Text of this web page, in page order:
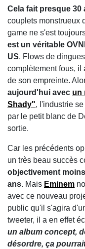
Cela fait presque 30
couplets monstrueux
game ne s'est
est un véritable
US. Flows de
complètement fous, il
de son empreinte.
aujourd'hui avec un
Shady", l'industrie
par le petit blanc de
sortie.
Car les précédents
un très beau succès
objectivement
ans. Mais Eminem
avec ce nouveau
public qu'il s'agira
tweeter, il a en effet
un album concept,
désordre, ça